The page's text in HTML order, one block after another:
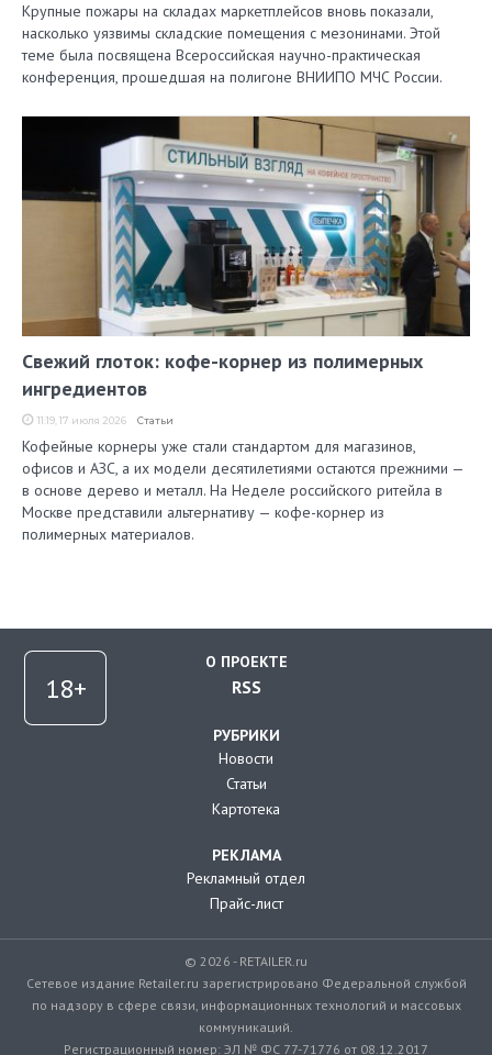
Крупные пожары на складах маркетплейсов вновь показали,
насколько уязвимы складские помещения с мезонинами. Этой
теме была посвящена Всероссийская научно-практическая
конференция, прошедшая на полигоне ВНИИПО МЧС России.
Свежий глоток: кофе-корнер из полимерных
ингредиентов
11:19, 17 июля 2026 Статьи
Кофейные корнеры уже стали стандартом для магазинов,
офисов и АЗС, а их модели десятилетиями остаются прежними —
в основе дерево и металл. На Неделе российского ритейла в
Москве представили альтернативу — кофе-корнер из
полимерных материалов.
О ПРОЕКТЕ
RSS
РУБРИКИ
Новости
Статьи
Картотека
РЕКЛАМА
Рекламный отдел
Прайс-лист
© 2026 - RETAILER.ru
Сетевое издание Retailer.ru зарегистрировано Федеральной службой
по надзору в сфере связи, информационных технологий и массовых
коммуникаций.
Регистрационный номер: ЭЛ № ФС 77-71776 от 08.12.2017